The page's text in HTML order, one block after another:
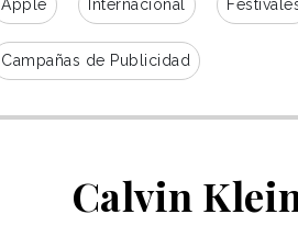
Apple Internacional
Campañas de Publicidad
Calvin